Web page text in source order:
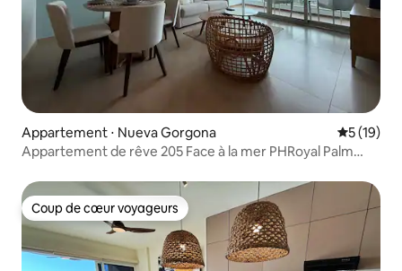
Appartement ⋅ Nueva Gorgona
5 (19)
Appartement de rêve 205 Face à la mer PHRoyal Palm
Coup de cœur voyageurs
Coup de cœur voyageurs